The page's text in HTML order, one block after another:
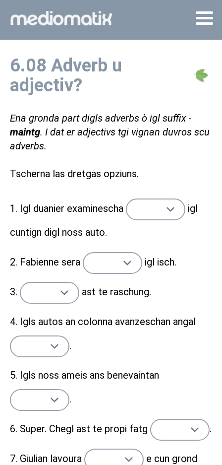
6.08 Adverb u
adjectiv?
Ena gronda part digls adverbs ò igl suffix -
maintg. I dat er adjectivs tgi vignan duvros scu
adverbs.
Tscherna las dretgas opziuns.
1. Igl duanier examinescha
igl
cuntign digl noss auto.
2. Fabienne sera igl isch.
3. ast te raschung.
4. Igls autos an colonna avanzeschan angal
.
5. Igls noss ameis ans benevaintan
.
6. Super. Chegl ast te propi fatg .
7. Giulian lavoura
e cun grond